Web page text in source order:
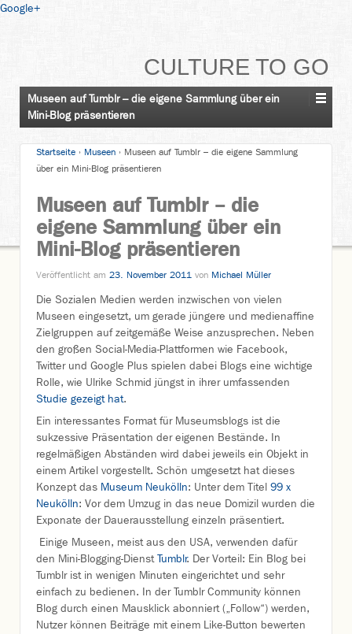
Google+
CULTURE TO GO
Museen auf Tumblr – die eigene Sammlung über ein
Mini-Blog präsentieren
Startseite › Museen › Museen auf Tumblr – die eigene Sammlung
über ein Mini-Blog präsentieren
Museen auf Tumblr – die
eigene Sammlung über ein
Mini-Blog präsentieren
Veröffentlicht am 23. November 2011 von Michael Müller
Die Sozialen Medien werden inzwischen von vielen
Museen eingesetzt, um gerade jüngere und medienaffine
Zielgruppen auf zeitgemäße Weise anzusprechen. Neben
den großen Social-Media-Plattformen wie Facebook,
Twitter und Google Plus spielen dabei Blogs eine wichtige
Rolle, wie Ulrike Schmid jüngst in ihrer umfassenden
Studie gezeigt hat.
Ein interessantes Format für Museumsblogs ist die
sukzessive Präsentation der eigenen Bestände. In
regelmäßigen Abständen wird dabei jeweils ein Objekt in
einem Artikel vorgestellt. Schön umgesetzt hat dieses
Konzept das Museum Neukölln: Unter dem Titel 99 x
Neukölln: Vor dem Umzug in das neue Domizil wurden die
Exponate der Dauerausstellung einzeln präsentiert.
Einige Museen, meist aus den USA, verwenden dafür
den Mini-Blogging-DienstTumblr. Der Vorteil: Ein Blog bei
Tumblr ist in wenigen Minuten eingerichtet und sehr
einfach zu bedienen. In der Tumblr Community können
Blog durch einen Mausklick abonniert („Follow“) werden,
Nutzer können Beiträge mit einem Like-Button bewerten